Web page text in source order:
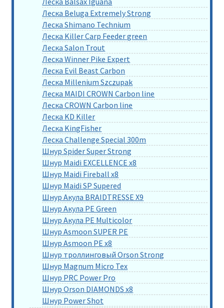
Леска Beluga Extremely Strong
Леска Shimano Technium
Леска Killer Carp Feeder green
Леска Salon Trout
Леска Winner Pike Expert
Леска Evil Beast Carbon
Леска Millenium Szczupak
Леска MAIDI CROWN Carbon line
Леска CROWN Carbon line
Леска KD Killer
Леска KingFisher
Леска Challenge Special 300m
Шнур Spider Super Strong
Шнур Maidi EXCELLENCE x8
Шнур Maidi Fireball x8
Шнур Maidi SP Supered
Шнур Акула BRAIDTRESSE X9
Шнур Акула PE Green
Шнур Акула PE Multicolor
Шнур Asmoon SUPER PE
Шнур Asmoon PE x8
Шнур троллинговый Orson Strong
Шнур Magnum Micro Tex
Шнур PRC Power Pro
Шнур Orson DIAMONDS x8
Шнур Power Shot